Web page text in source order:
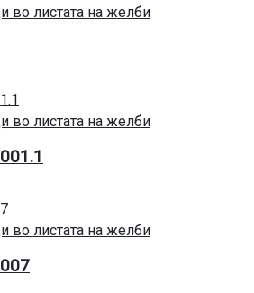
во листата на желби
во листата на желби
во листата на желби